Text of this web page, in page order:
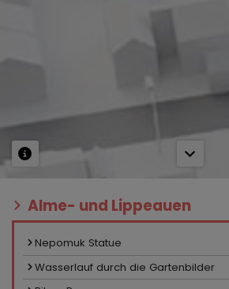
Alme- und Lippeauen
Nepomuk Statue
Wasserlauf durch die Gartenbilder